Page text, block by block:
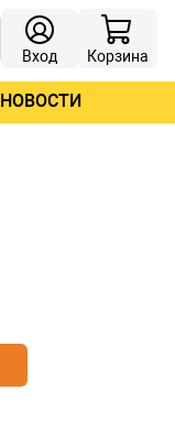
Вход Корзина
НОВОСТИ